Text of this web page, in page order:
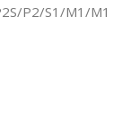
P2/S1/M1/M1